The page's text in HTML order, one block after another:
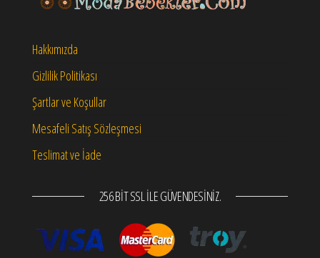
Hakkımızda
Gizlilik Politikası
Şartlar ve Koşullar
Mesafeli Satış Sözleşmesi
Teslimat ve İade
256 BIT SSL ILE GÜVENDESINIZ.